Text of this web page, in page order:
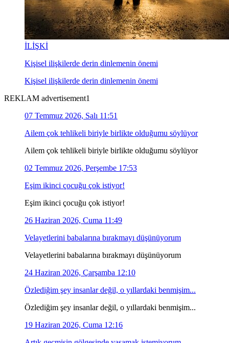
İLİŞKİ
Kişisel ilişkilerde derin dinlemenin önemi
Kişisel ilişkilerde derin dinlemenin önemi
REKLAM advertisement1
07 Temmuz 2026, Salı 11:51
Ailem çok tehlikeli biriyle birlikte olduğumu söylüyor
Ailem çok tehlikeli biriyle birlikte olduğumu söylüyor
02 Temmuz 2026, Perşembe 17:53
Eşim ikinci çocuğu çok istiyor!
Eşim ikinci çocuğu çok istiyor!
26 Haziran 2026, Cuma 11:49
Velayetlerini babalarına bırakmayı düşünüyorum
Velayetlerini babalarına bırakmayı düşünüyorum
24 Haziran 2026, Çarşamba 12:10
Özlediğim şey insanlar değil, o yıllardaki benmişim...
Özlediğim şey insanlar değil, o yıllardaki benmişim...
19 Haziran 2026, Cuma 12:16